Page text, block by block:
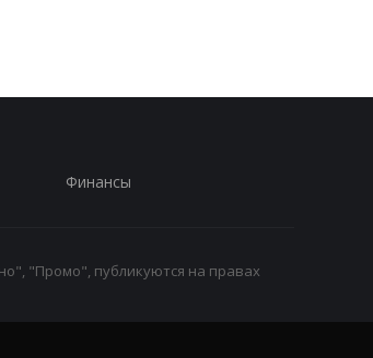
Финансы
"Промо", публикуются на правах